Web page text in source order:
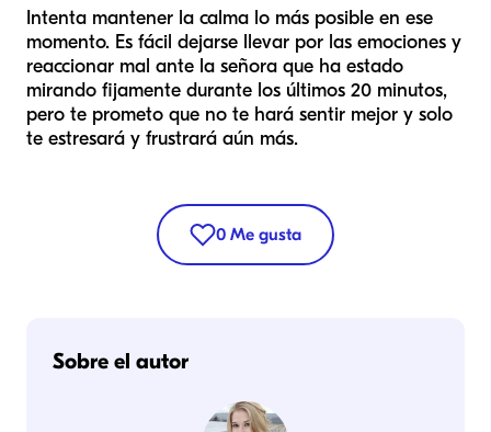
Intenta mantener la calma lo más posible en ese
momento. Es fácil dejarse llevar por las emociones y
reaccionar mal ante la señora que ha estado
mirando fijamente durante los últimos 20 minutos,
pero te prometo que no te hará sentir mejor y solo
te estresará y frustrará aún más.
0 Me gusta
Sobre el autor